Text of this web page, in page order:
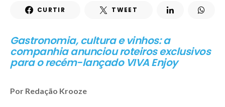
CURTIR TWEET
Gastronomia, cultura e vinhos: a
companhia anunciou roteiros exclusivos
para o recém-lançado VIVA Enjoy
Por Redação Krooze